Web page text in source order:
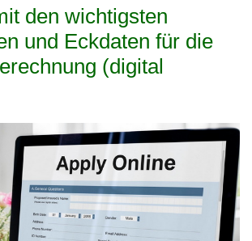
den wichtigsten
und Eckdaten für die
(digital